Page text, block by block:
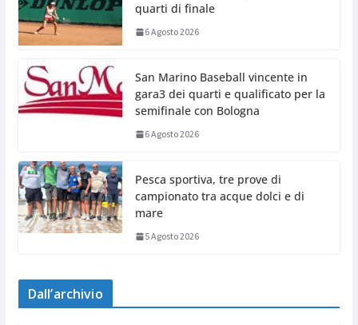
quarti di finale
6 Agosto 2026
San Marino Baseball vincente in
gara3 dei quarti e qualificato per la
semifinale con Bologna
6 Agosto 2026
Pesca sportiva, tre prove di
campionato tra acque dolci e di
mare
5 Agosto 2026
Dall’archivio